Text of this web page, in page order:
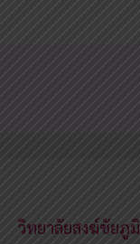
วิทยาลัยสงฆ์ชัยภูมิ